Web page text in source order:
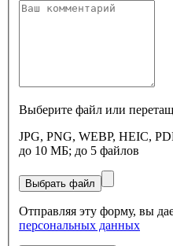
Выберите файл или
JPG, PNG, WEBP, HEIC,
до 10 МБ; до 5 файлов
Выбрать файл
Отправляя эту форму, вы
персональных данных